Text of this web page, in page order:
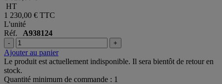
HT
1 230,00 € TTC
L'unité
Réf. A938124
- +
Ajouter au panier
Le produit est actuellement indisponible. Il sera bientôt de retour en
stock.
Quantité minimum de commande : 1